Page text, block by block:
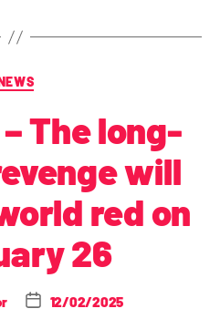
The long-
will
red on
26
12/02/2025